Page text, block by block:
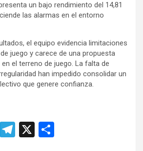
un bajo rendimiento del 14,81
las alarmas en el entorno
el equipo evidencia limitaciones
juego y carece de una propuesta
el terreno de juego. La falta de
han impedido consolidar un
que genere confianza.
W
T
X